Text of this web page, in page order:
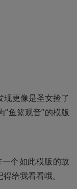
更像是圣女捡了
鱼篮观音”的模版
个如此模版的故
给我看看哦。